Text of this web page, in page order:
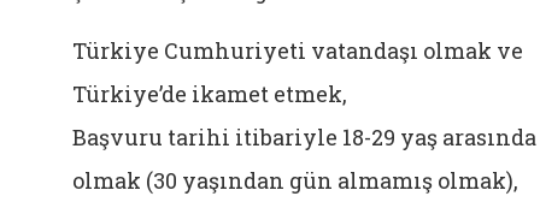
Türkiye Cumhuriyeti vatandaşı olmak ve
Türkiye’de ikamet etmek,
Başvuru tarihi itibariyle 18-29 yaş arasında
olmak (30 yaşından gün almamış olmak),